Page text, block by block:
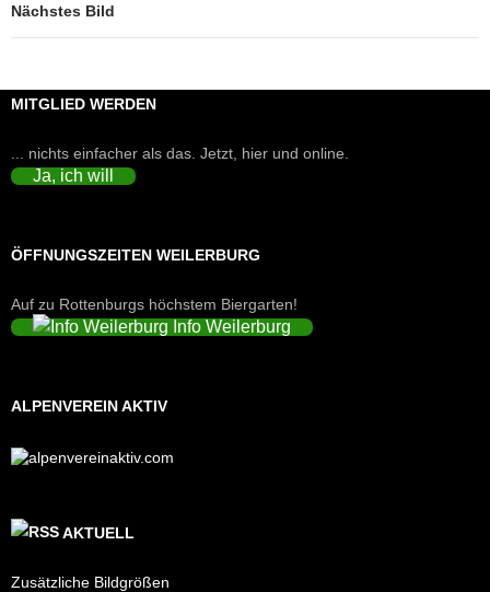
Nächstes Bild
MITGLIED WERDEN
... nichts einfacher als das. Jetzt, hier und online.
Ja, ich will
ÖFFNUNGSZEITEN WEILERBURG
Auf zu Rottenburgs höchstem Biergarten!
Info Weilerburg
ALPENVEREIN AKTIV
AKTUELL
Zusätzliche Bildgrößen